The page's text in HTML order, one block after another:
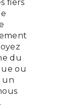
fiers
du
ou
un